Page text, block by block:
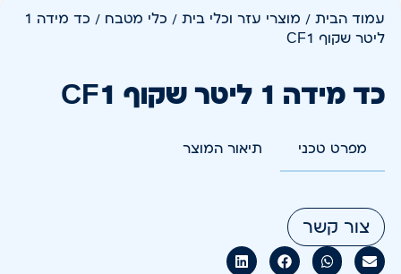
עמוד הבית / מוצרי עזר וכלי בית / כלי מטבח
/ כד מידה 1
ליטר שקוף CF1
כד מידה 1 ליטר שקוף CF1
מפרט טכני תיאור המוצר
צור קשר